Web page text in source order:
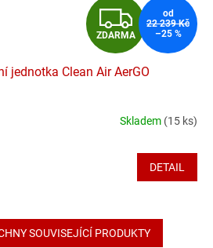
Z
D
A
R
M
A
ZDARMA
od
22 239 Kč
–25 %
jednotka Clean Air AerGO
Skladem (15 ks)
DETAIL
SOUVISEJÍCÍ PRODUKTY